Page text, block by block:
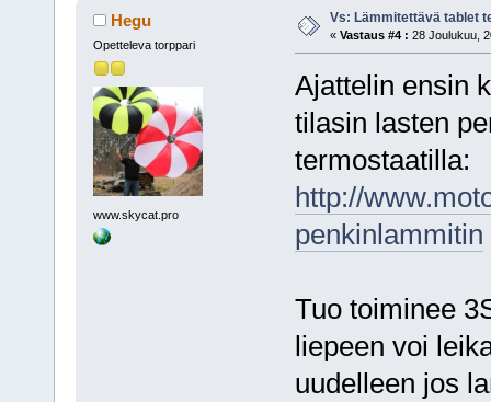
Hegu
Opetteleva torppari
www.skycat.pro
Vs: Lämmitettävä tablet
« Vastaus #4 : 28 Joulukuu,
Ajattelin ensin
tilasin lasten
termostaatilla:
http://
penkinlammitin
Tuo toiminee
liepeen voi
uudelleen jos